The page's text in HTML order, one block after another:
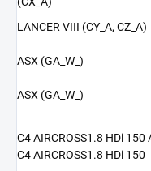
LANCER VIII (CY_A, CZ_A)
ASX (GA_W_)
ASX (GA_W_)
C4 AIRCROSS1.8 HDi 150
C4 AIRCROSS1.8 HDi 150